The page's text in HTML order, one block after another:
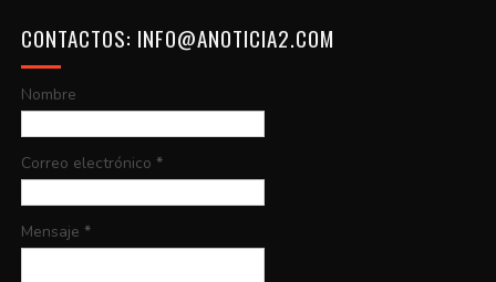
CONTACTOS: INFO@ANOTICIA2.COM
Nombre
Correo electrónico *
Mensaje *